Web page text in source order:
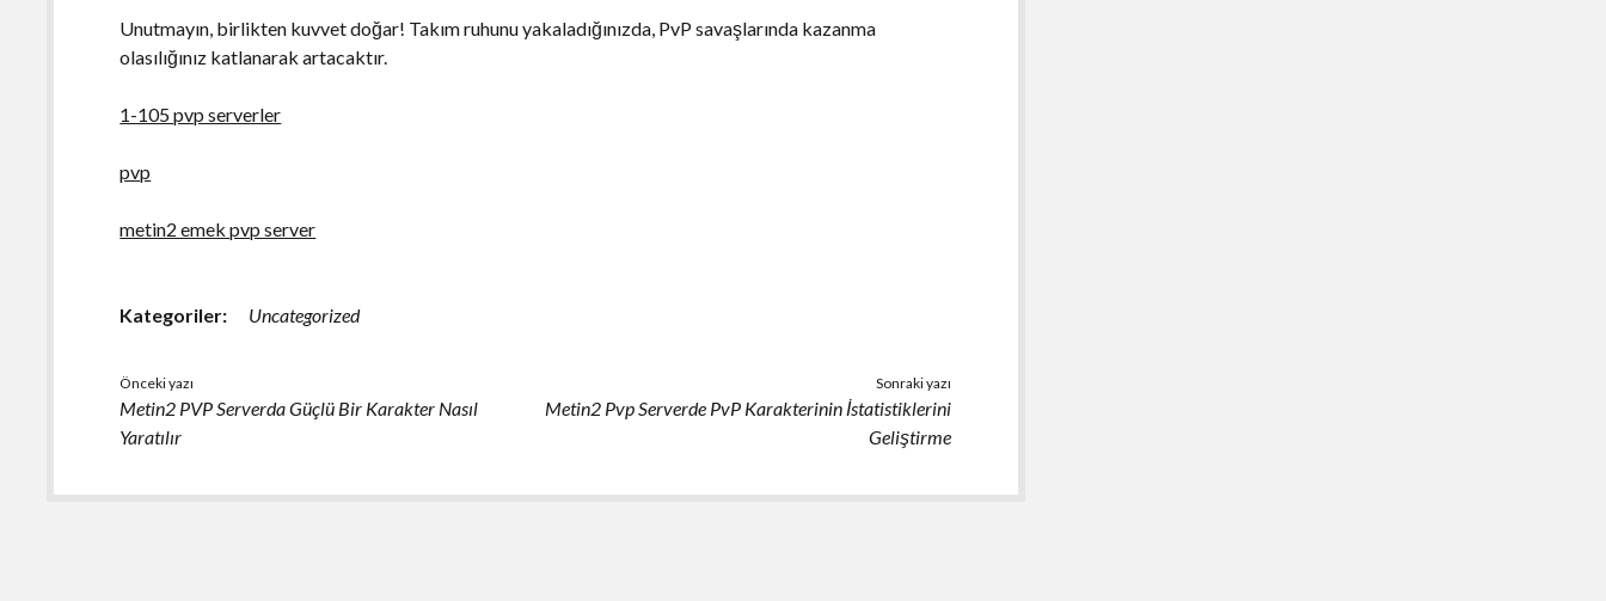
Unutmayın, birlikten kuvvet doğar! Takım ruhunu yakaladığınızda, PvP savaşlarında kazanma
olasılığınız katlanarak artacaktır.
1-105 pvp serverler
pvp
metin2 emek pvp server
Kategoriler: Uncategorized
Önceki yazı
Metin2 PVP Serverda Güçlü Bir Karakter Nasıl
Yaratılır
Sonraki yazı
Metin2 Pvp Serverde PvP Karakterinin İstatistiklerini
Geliştirme